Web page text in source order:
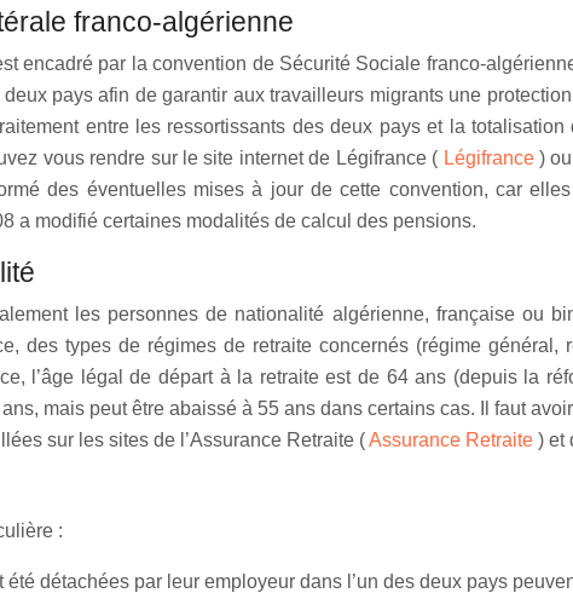
franco-algérienne
encadré par la convention de Sécurité Sociale franco-
pays afin de garantir aux travailleurs migrants une
entre les ressortissants des deux pays et la
vous rendre sur le site internet de Légifrance ( Légifrance )
des éventuelles mises à jour de cette convention, car
a modifié certaines modalités de calcul des pensions.
les personnes de nationalité algérienne, française ou
des types de régimes de retraite concernés (régime
l’âge légal de départ à la retraite est de 64 ans (depuis la
mais peut être abaissé à 55 ans dans certains cas. Il faut
sur les sites de l’Assurance Retraite (Assurance Retraite ) et
:
détachées par leur employeur dans l’un des deux pays